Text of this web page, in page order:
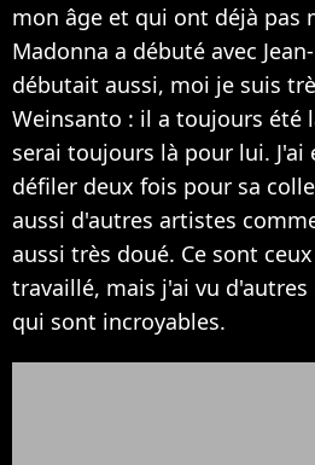
mon âge et qui ont déjà pas
Madonna a débuté avec
débutait aussi, moi je suis
Weinsanto : il a toujours été
serai toujours là pour lui. J'ai
défiler deux fois pour sa
aussi d'autres artistes
aussi très doué. Ce sont
travaillé, mais j'ai vu
qui sont incroyables.